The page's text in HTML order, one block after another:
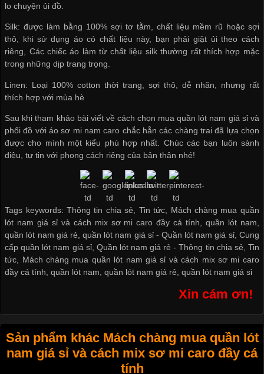
lo chuyện ủi đồ.
Silk: được làm bằng 100% sợi tơ tằm, chất liệu mềm rũ hoặc sợi
thô, khi sử dụng áo có chất liệu này, bạn phải giặt ủi theo cách
riêng, Các chiếc áo làm từ chất liệu silk thường rất thích hợp mặc
trong những dịp trang trọng.
Linen: Loại 100% cotton thời trang, sợi thô, dễ nhăn, nhưng rất
thích hợp với mùa hè
Sau khi tham khảo bài viết về cách chọn mua quần lót nam giá sỉvà
phối đồ với áo sơ mi nam caro chắc hẳn các chàng trai đã lựa chọn
được cho mình một kiểu phù hợp nhất. Chúc các bạn luôn sành
điệu, tự tin với phong cách riêng của bản thân nhé!
Tags keywords: Thông tin chia sẻ, Tin tức, Mách chàng mua quần
lót nam giá sỉ và cách mix sơ mi caro đầy cá tính, quần lót nam,
quần lót nam giá rẻ, quần lót nam giá sỉ - Quần lót nam giá sỉ, Cung
cấp quần lót nam giá sỉ, Quần lót nam giá rẻ -Thông tin chia sẻ, Tin
tức, Mách chàng mua quần lót nam giá sỉ và cách mix sơ mi caro
đầy cá tính,quần lót nam,quần lót nam giá rẻ,quần lót nam giá sỉ
Xin cám ơn!
Sản phẩm khác Mách chàng mua quần lót
nam giá sỉ và cách mix sơ mi caro đầy cá
tính